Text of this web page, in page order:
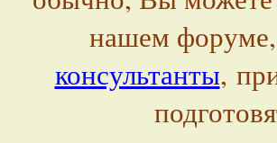
нашем
консультанты,